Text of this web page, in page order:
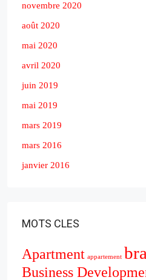
novembre 2020
août 2020
mai 2020
avril 2020
juin 2019
mai 2019
mars 2019
mars 2016
janvier 2016
MOTS CLES
Apartment appartement
Business